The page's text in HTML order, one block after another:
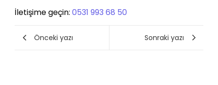
İletişime geçin: 0531 993 68 50
Önceki yazı Sonraki yazı